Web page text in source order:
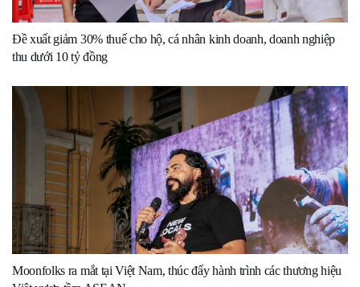
Đề xuất giảm 30% thuế cho hộ, cá nhân kinh doanh, doanh nghiệp
thu dưới 10 tỷ đồng
Moonfolks ra mắt tại Việt Nam, thúc đẩy hành trình các thương hiệu